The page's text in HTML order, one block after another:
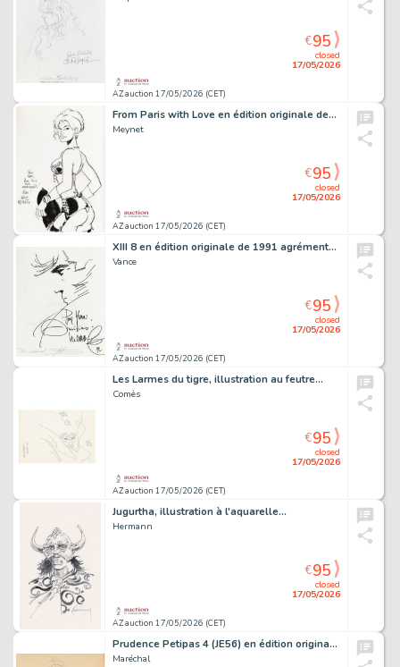
AZ auction 17/05/2026 (CET)
closed
17/05/2026
€95
From Paris with Love en édition originale de…
Meynet
AZ auction 17/05/2026 (CET)
closed
17/05/2026
€95
XIII 8 en édition originale de 1991 agrémenté…
Vance
AZ auction 17/05/2026 (CET)
closed
17/05/2026
€95
Les Larmes du tigre, illustration au feutre…
Comès
AZ auction 17/05/2026 (CET)
closed
17/05/2026
€95
Jugurtha, illustration à l'aquarelle…
Hermann
AZ auction 17/05/2026 (CET)
closed
17/05/2026
€95
Prudence Petipas 4 (JE56) en édition originale…
Maréchal